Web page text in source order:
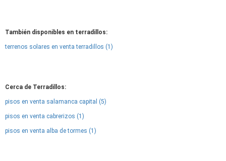
También disponibles en terradillos:
terrenos solares en venta terradillos (1)
Cerca de Terradillos:
pisos en venta salamanca capital (5)
pisos en venta cabrerizos (1)
pisos en venta alba de tormes (1)